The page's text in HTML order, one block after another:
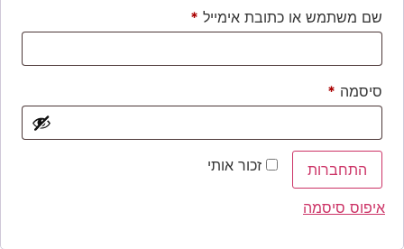
שם משתמש או כתובת אימייל *
סיסמה *
זכור אותי התחברות
איפוס סיסמה